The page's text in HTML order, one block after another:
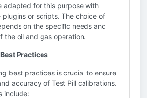
adapted for this purpose with
plugins or scripts. The choice of
on the specific needs and
the oil and gas operation.
Practices
best practices is crucial to ensure
accuracy of Test Pill calibrations.
include: